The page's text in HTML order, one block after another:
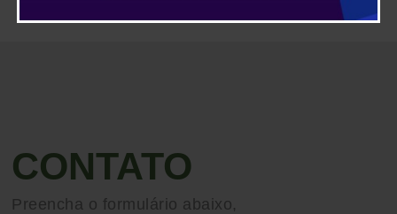
CONTATO
Preencha o formulário abaixo,